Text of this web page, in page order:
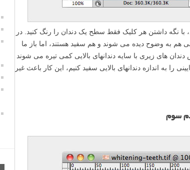
با نگه داشتن هر کلیک فقط سطح یک دندان را رنگ کنید. در
هم به وضوح دیده می شوند و هم سفید هستند، اما باز ما
های زیری با سایه دندانهای بالایی کمی تیره می شوند
را به اندازه دندانهای بالایی سفید کنیم، این کار باعث غیر
سوم